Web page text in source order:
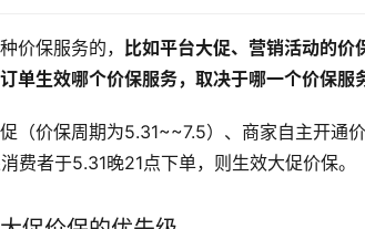
价保服务的， 比如平台大促、营销活动的价
单生效哪个价保服务，取决于哪一个价保服
（价保周期为5.31~~7.5）、商家自主开通
费者于5.31晚21点下单，则生效大促价保。